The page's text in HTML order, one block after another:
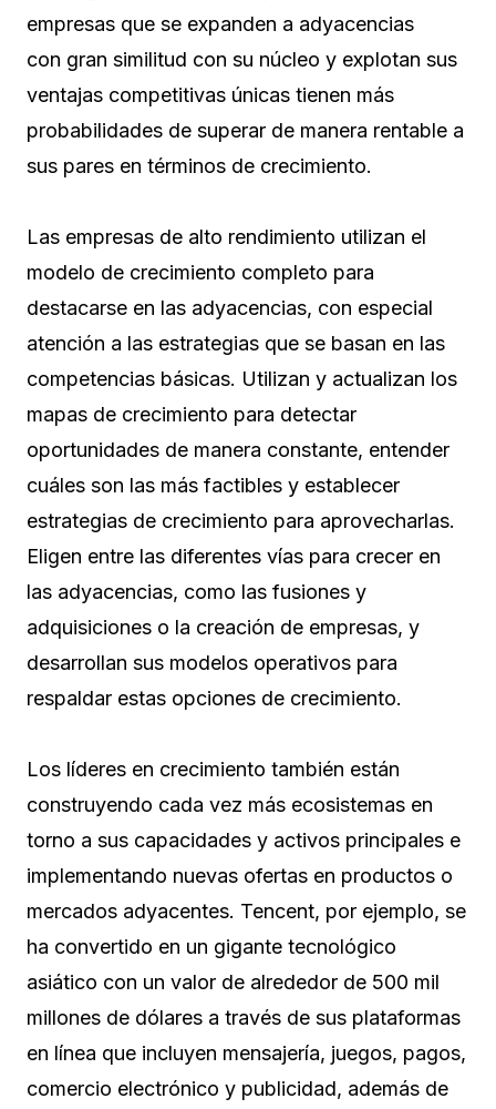
empresas que se expanden a adyacencias
con gran similitud con su núcleo y explotan sus
ventajas competitivas únicas tienen más
probabilidades de superar de manera rentable a
sus pares en términos de crecimiento.
Las empresas de alto rendimiento utilizan el
modelo de crecimiento completo para
destacarse en las adyacencias, con especial
atención a las estrategias que se basan en las
competencias básicas. Utilizan y actualizan los
mapas de crecimiento para detectar
oportunidades de manera constante, entender
cuáles son las más factibles y establecer
estrategias de crecimiento para aprovecharlas.
Eligen entre las diferentes vías para crecer en
las adyacencias, como las fusiones y
adquisiciones o la creación de empresas, y
desarrollan sus modelos operativos para
respaldar estas opciones de crecimiento.
Los líderes en crecimiento también están
construyendo cada vez más ecosistemas en
torno a sus capacidades y activos principales e
implementando nuevas ofertas en productos o
mercados adyacentes. Tencent, por ejemplo, se
ha convertido en un gigante tecnológico
asiático con un valor de alrededor de 500 mil
millones de dólares a través de sus plataformas
en línea que incluyen mensajería, juegos, pagos,
comercio electrónico y publicidad, además de